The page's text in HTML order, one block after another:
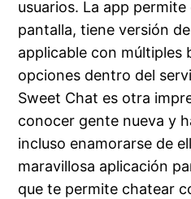
usuarios. La app
pantalla, tiene versión
applicable con múltiples
opciones dentro del
Sweet Chat es otra
conocer gente nueva y
incluso enamorarse de
maravillosa aplicación
que te permite chatear